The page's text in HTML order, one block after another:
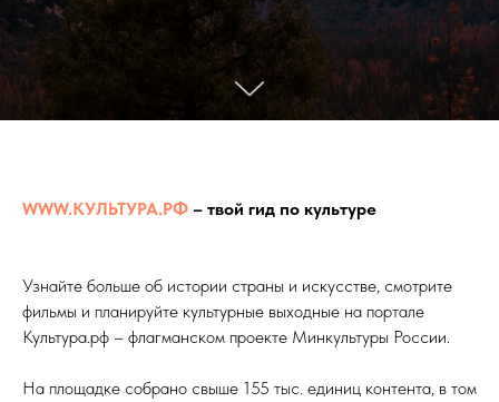
WWW.КУЛЬТУРА.РФ – твой гид по культуре
Узнайте больше об истории страны и искусстве, смотрите
фильмы и планируйте культурные выходные на портале
Культура.рф – флагманском проекте Минкультуры России.
На площадке собрано свыше 155 тыс. единиц контента, в том